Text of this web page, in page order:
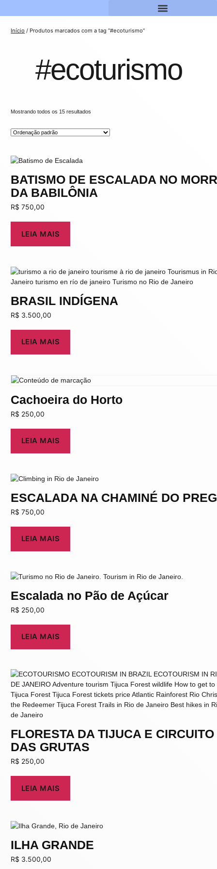
Início / Produtos marcados com a tag “#ecoturismo”
#ecoturismo
Mostrando todos os 15 resultados
BATISMO DE ESCALADA NO
DA BABILÔNIA
R$ 750,00
LEIA MAIS
BRASIL INDÍGENA
R$ 3.500,00
LEIA MAIS
Cachoeira do Horto
R$ 250,00
LEIA MAIS
ESCALADA NA CHAMINÉ DO
R$ 750,00
LEIA MAIS
Escalada no Pão de Açúcar
R$ 250,00
LEIA MAIS
FLORESTA DA TIJUCA E CIRCUITO
DAS GRUTAS
R$ 250,00
LEIA MAIS
ILHA GRANDE
R$ 3.500,00